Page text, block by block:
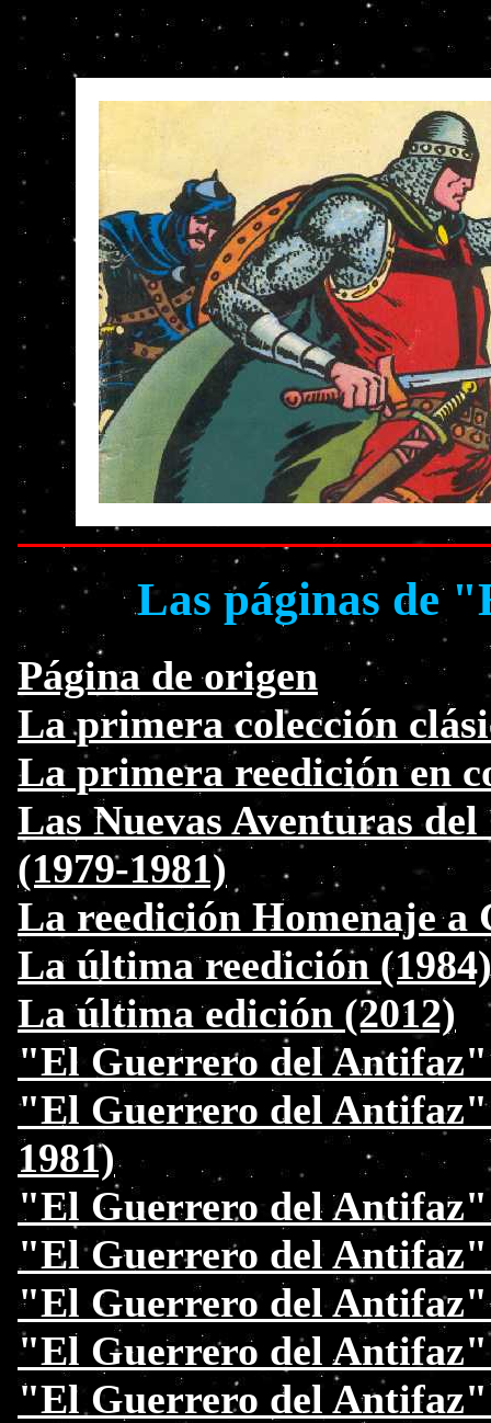
Las páginas de
Página de origen
La primera colección
La primera reedición en
Las Nuevas Aventuras
(1979-1981)
La reedición Homenaje a
La última reedición (1984)
La última edición (2012)
"El Guerrero del Antifaz"
"El Guerrero del Antifaz"
1981)
"El Guerrero del
"El Guerrero del
"El Guerrero del Antifaz"
"El Guerrero del
"El Guerrero del Antifaz"